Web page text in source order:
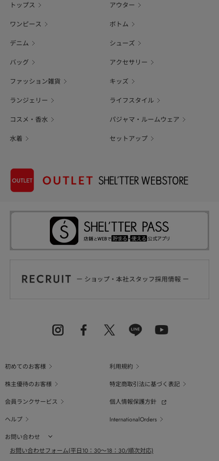
トップス アウター
ワンピース ボトム
デニム シューズ
バッグ アクセサリー
ファッション雑貨 キッズ
ランジェリー ライフスタイル
コスメ・香水 パジャマ・ルームウェア
水着 セットアップ
初めてのお客様
利用規約
株主優待のお客様
特定商取引法に基づく表記
会員ランクサービス
個人情報保護方針
ヘルプ
InternationalOrders
お問い合わせ
お問い合わせフォーム(平日10：30～18：30/順次対応)